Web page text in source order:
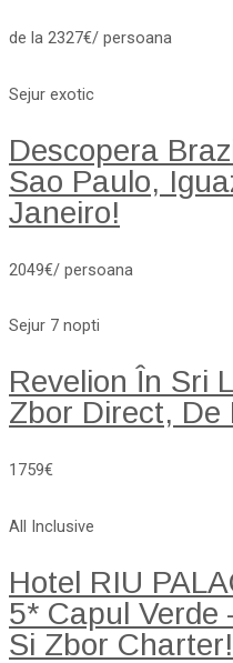
de la 2327€/ persoana
Sejur exotic
Descopera
Sao Paulo,
Janeiro!
2049€/ persoana
Sejur 7 nopti
Revelion În Sri
Zbor Direct, De
1759€
All Inclusive
Hotel RIU
5* Capul Verde
Si Zbor